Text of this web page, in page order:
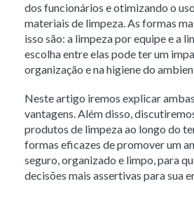
dos funcionários e otimizando o
materiais de limpeza. As formas
isso são: a limpeza por equipe e a
escolha entre elas pode ter um
organização e na higiene do
Neste artigo iremos explicar
vantagens. Além disso,
produtos de limpeza ao longo do
formas eficazes de promover um
seguro, organizado e limpo, para
decisões mais assertivas para sua